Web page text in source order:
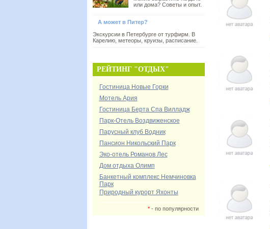
или дома? Советы и опыт.
А может в Питер?
Экскурсии в Петербурге от турфирм. В
Карелию, метеоры, круизы, расписание.
РЕЙТИНГ "ОТДЫХ"
Гостиница Новые Горки
Мотель Ария
Гостиница Берта Спа Вилладж
Парк-Отель Воздвиженское
Парусный клуб Водник
Пансион Никольский Парк
Эко-отель Романов Лес
Дом отдыха Олимп
Банкетный комплекс Немчиновка
Парк
Природный курорт Яхонты
*- по популярности